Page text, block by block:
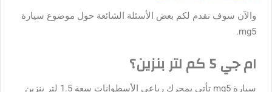
والآن سوف نقدم لكم بعض الأسئلة الشائعة حول موضوع سيارة
mg5
.
ام جي 5 كم لتر بنزين؟
سيارة mg5 تأتي بمحرك رباعي الأسطوانات سعة 1.5 لتر بنزين